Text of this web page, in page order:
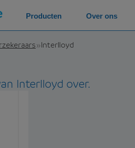
Interlloyd
Interlloyd over.
Producten Over ons